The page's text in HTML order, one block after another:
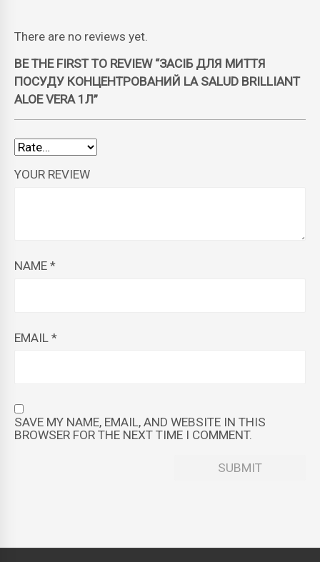
There are no reviews yet.
BE THE FIRST TO REVIEW “ЗАСІБ ДЛЯ МИТТЯ
ПОСУДУ КОНЦЕНТРОВАНИЙ LA SALUD BRILLIANT
ALOE VERA 1Л”
YOUR REVIEW
NAME *
EMAIL *
SAVE MY NAME, EMAIL, AND WEBSITE IN THIS
BROWSER FOR THE NEXT TIME I COMMENT.